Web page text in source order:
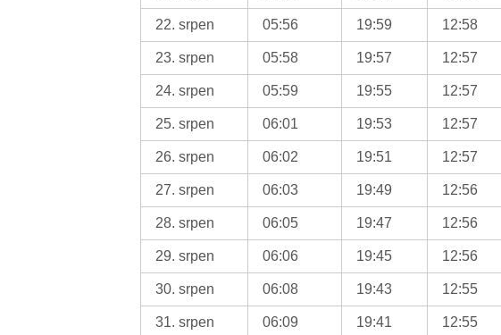
22. srpen 05:56 19:59 12:58
23. srpen 05:58 19:57 12:57
24. srpen 05:59 19:55 12:57
25. srpen 06:01 19:53 12:57
26. srpen 06:02 19:51 12:57
27. srpen 06:03 19:49 12:56
28. srpen 06:05 19:47 12:56
29. srpen 06:06 19:45 12:56
30. srpen 06:08 19:43 12:55
31. srpen 06:09 19:41 12:55